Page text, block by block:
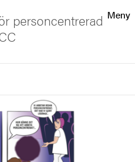
Meny
personcentrerad